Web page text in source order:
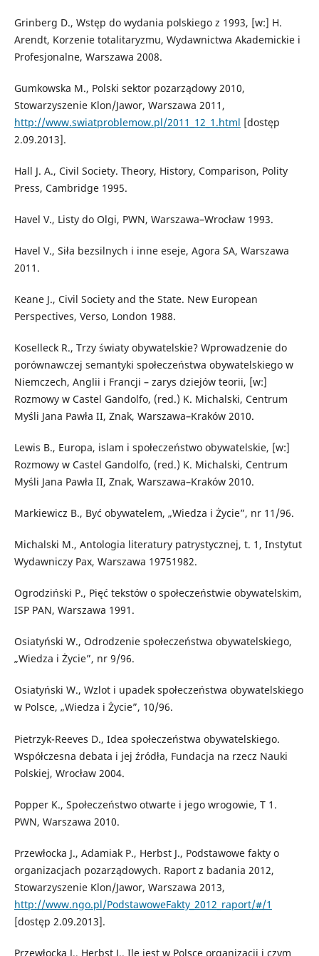
Grinberg D., Wstęp do wydania polskiego z 1993, [w:] H.
Arendt, Korzenie totalitaryzmu, Wydawnictwa Akademickie i
Profesjonalne, Warszawa 2008.
Gumkowska M., Polski sektor pozarządowy 2010,
Stowarzyszenie Klon/Jawor, Warszawa 2011,
http://www.swiatproblemow.pl/2011_12_1.html [dostęp
2.09.2013].
Hall J. A., Civil Society. Theory, History, Comparison, Polity
Press, Cambridge 1995.
Havel V., Listy do Olgi, PWN, Warszawa–Wrocław 1993.
Havel V., Siła bezsilnych i inne eseje, Agora SA, Warszawa
2011.
Keane J., Civil Society and the State. New European
Perspectives, Verso, London 1988.
Koselleck R., Trzy światy obywatelskie? Wprowadzenie do
porównawczej semantyki społeczeństwa obywatelskiego w
Niemczech, Anglii i Francji – zarys dziejów teorii, [w:]
Rozmowy w Castel Gandolfo, (red.) K. Michalski, Centrum
Myśli Jana Pawła II, Znak, Warszawa–Kraków 2010.
Lewis B., Europa, islam i społeczeństwo obywatelskie, [w:]
Rozmowy w Castel Gandolfo, (red.) K. Michalski, Centrum
Myśli Jana Pawła II, Znak, Warszawa–Kraków 2010.
Markiewicz B., Być obywatelem, „Wiedza i Życie”, nr 11/96.
Michalski M., Antologia literatury patrystycznej, t. 1, Instytut
Wydawniczy Pax, Warszawa 19751982.
Ogrodziński P., Pięć tekstów o społeczeństwie obywatelskim,
ISP PAN, Warszawa 1991.
Osiatyński W., Odrodzenie społeczeństwa obywatelskiego,
„Wiedza i Życie”, nr 9/96.
Osiatyński W., Wzlot i upadek społeczeństwa obywatelskiego
w Polsce, „Wiedza i Życie”, 10/96.
Pietrzyk-Reeves D., Idea społeczeństwa obywatelskiego.
Współczesna debata i jej źródła, Fundacja na rzecz Nauki
Polskiej, Wrocław 2004.
Popper K., Społeczeństwo otwarte i jego wrogowie, T 1.
PWN, Warszawa 2010.
Przewłocka J., Adamiak P., Herbst J., Podstawowe fakty o
organizacjach pozarządowych. Raport z badania 2012,
Stowarzyszenie Klon/Jawor, Warszawa 2013,
http://www.ngo.pl/PodstawoweFakty_2012_raport/#/1
[dostęp 2.09.2013].
Przewłocka J., Herbst J., Ile jest w Polsce organizacji i czym